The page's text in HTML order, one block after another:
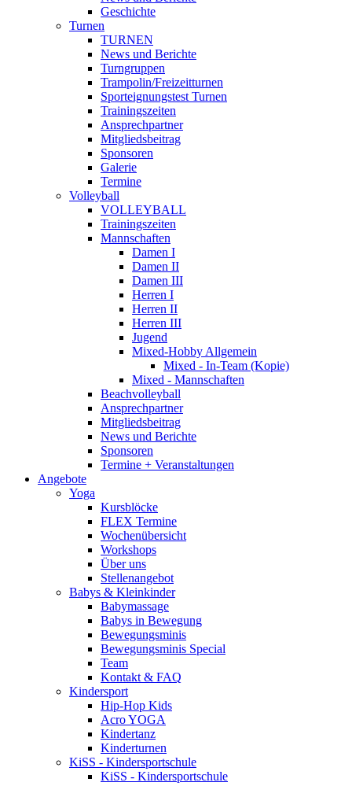
Geschichte
Turnen
TURNEN
News und Berichte
Turngruppen
Trampolin/Freizeitturnen
Sporteignungstest Turnen
Trainingszeiten
Ansprechpartner
Mitgliedsbeitrag
Sponsoren
Galerie
Termine
Volleyball
VOLLEYBALL
Trainingszeiten
Mannschaften
Damen I
Damen II
Damen III
Herren I
Herren II
Herren III
Jugend
Mixed-Hobby Allgemein
Mixed - In-Team (Kopie)
Mixed - Mannschaften
Beachvolleyball
Ansprechpartner
Mitgliedsbeitrag
News und Berichte
Sponsoren
Termine + Veranstaltungen
Angebote
Yoga
Kursblöcke
FLEX Termine
Wochenübersicht
Workshops
Über uns
Stellenangebot
Babys & Kleinkinder
Babymassage
Babys in Bewegung
Bewegungsminis
Bewegungsminis Special
Team
Kontakt & FAQ
Kindersport
Hip-Hop Kids
Acro YOGA
Kindertanz
Kinderturnen
KiSS - Kindersportschule
KiSS - Kindersportschule